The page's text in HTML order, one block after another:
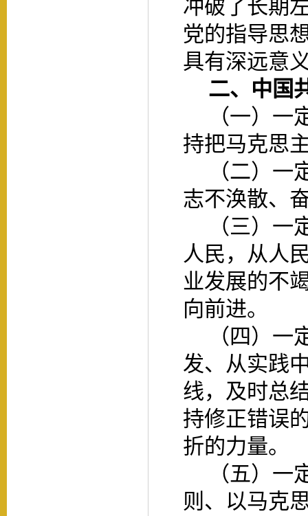
冲破了长期
党的指导思
具有深远意
二、中国
（一）
持把马克思
（二）
志不涣散、
（三）
人民，从人
业发展的不
向前进。
（四）
发、从实践
线，及时总
持修正错误
折的力量。
（五）
则、以马克